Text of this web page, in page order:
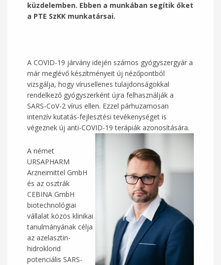
küzdelemben. Ebben a munkában segítik őket
a PTE SzKK munkatársai.
A COVID-19 járvány idején számos gyógyszergyár a
már meglévő készítményeit új nézőpontból
vizsgálja, hogy vírusellenes tulajdonságokkal
rendelkező gyógyszerként újra felhasználják a
SARS-CoV-2 vírus ellen. Ezzel párhuzamosan
intenzív kutatás-fejlesztési tevékenységet is
végeznek új anti-COVID-19 terápiák azonosítására.
A német
URSAPHARM
Arzneimittel GmbH
és az osztrák
CEBINA GmbH
biotechnológiai
vállalat közös klinikai
tanulmányának célja
az azelasztin-
hidroklorid
potenciális SARS-